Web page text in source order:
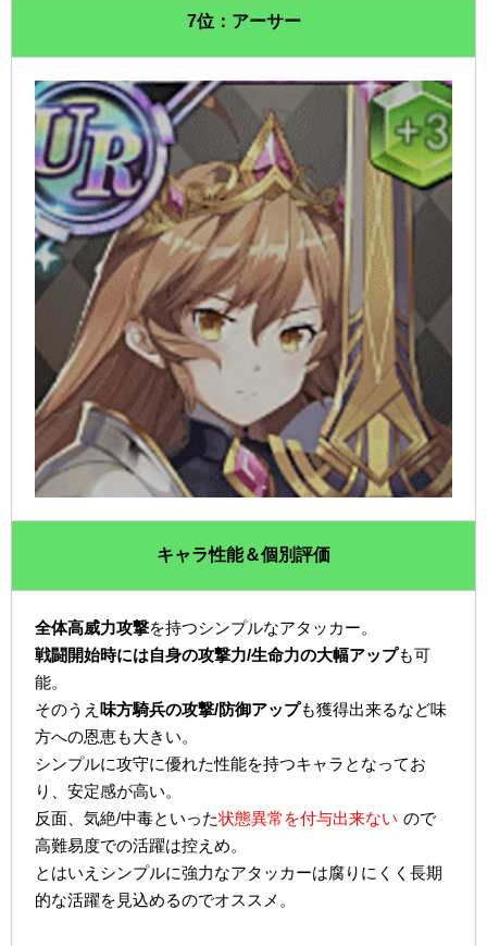
7位：アーサー
キャラ性能＆個別評価
全体高威力攻撃を持つシンプルなアタッカー。
戦闘開始時には自身の攻撃力/生命力の大幅アップも可
能。
そのうえ味方騎兵の攻撃/防御アップも獲得出来るなど味
方への恩恵も大きい。
シンプルに攻守に優れた性能を持つキャラとなってお
り、安定感が高い。
反面、気絶/中毒といった状態異常を付与出来ない ので
高難易度での活躍は控えめ。
とはいえシンプルに強力なアタッカーは腐りにくく長期
的な活躍を見込めるのでオススメ。